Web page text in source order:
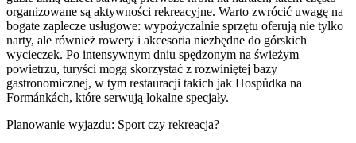
organizowane są aktywności rekreacyjne. Warto zwrócić uwagę na
bogate zaplecze usługowe: wypożyczalnie sprzętu oferują nie tylko
narty, ale również rowery i akcesoria niezbędne do górskich
wycieczek. Po intensywnym dniu spędzonym na świeżym
powietrzu, turyści mogą skorzystać z rozwiniętej bazy
gastronomicznej, w tym restauracji takich jak Hospůdka na
Formánkách, które serwują lokalne specjały.
Planowanie wyjazdu: Sport czy rekreacja?